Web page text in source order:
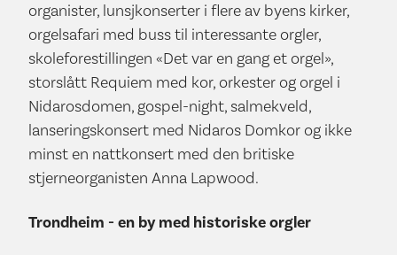
organister, lunsjkonserter i flere av byens kirker,
orgelsafari med buss til interessante orgler,
skoleforestillingen «Det var en gang et orgel»,
storslått Requiem med kor, orkester og orgel i
Nidarosdomen, gospel-night, salmekveld,
lanseringskonsert med Nidaros Domkor og ikke
minst en nattkonsert med den britiske
stjerneorganisten Anna Lapwood.
Trondheim - en by med historiske orgler